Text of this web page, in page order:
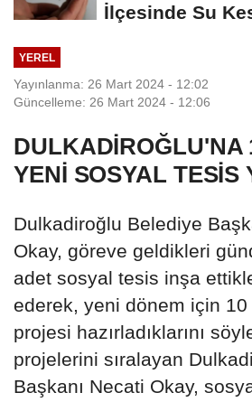
İlçesinde Su
YEREL
Yayınlanma: 26 Mart 2024 - 12:02
Güncelleme: 26 Mart 2024 - 12:06
DULKADİROĞLU'NA
YENİ SOSYAL TESİS
Dulkadiroğlu Belediye
Okay, göreve geldikleri
adet sosyal tesis inşa
ederek, yeni dönem için
projesi hazırladıklarını
projelerini sıralayan
Başkanı Necati Okay,